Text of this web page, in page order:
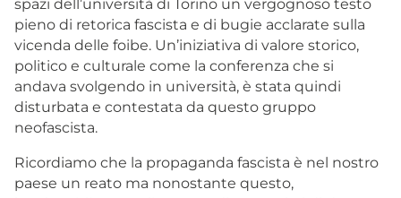
spazi dell’università di Torino un vergognoso testo
pieno di retorica fascista e di bugie acclarate sulla
vicenda delle foibe. Un’iniziativa di valore storico,
politico e culturale come la conferenza che si
andava svolgendo in università, è stata quindi
disturbata e contestata da questo gruppo
neofascista.
Ricordiamo che la propaganda fascista è nel nostro
paese un reato ma nonostante questo,